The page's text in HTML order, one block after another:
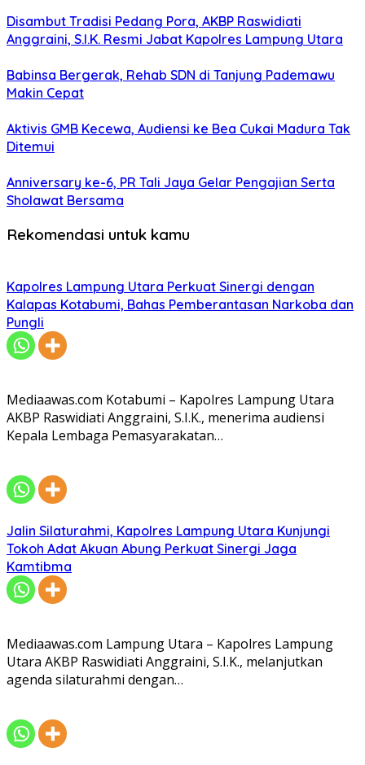
Disambut Tradisi Pedang Pora, AKBP Raswidiati
Anggraini, S.I.K. Resmi Jabat Kapolres Lampung Utara
Babinsa Bergerak, Rehab SDN di Tanjung Pademawu
Makin Cepat
Aktivis GMB Kecewa, Audiensi ke Bea Cukai Madura Tak
Ditemui
Anniversary ke-6, PR Tali Jaya Gelar Pengajian Serta
Sholawat Bersama
Rekomendasi untuk kamu
Kapolres Lampung Utara Perkuat Sinergi dengan
Kalapas Kotabumi, Bahas Pemberantasan Narkoba dan
Pungli
Mediaawas.com Kotabumi – Kapolres Lampung Utara
AKBP Raswidiati Anggraini, S.I.K., menerima audiensi
Kepala Lembaga Pemasyarakatan…
Jalin Silaturahmi, Kapolres Lampung Utara Kunjungi
Tokoh Adat Akuan Abung Perkuat Sinergi Jaga
Kamtibma
Mediaawas.com Lampung Utara – Kapolres Lampung
Utara AKBP Raswidiati Anggraini, S.I.K., melanjutkan
agenda silaturahmi dengan…